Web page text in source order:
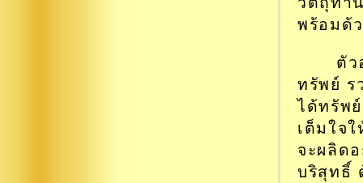
พร้อมด้
ตัว
ทรัพย์ ร
ได้ทรัพ
เต็มใจ
จะผลิด
บริสุทธิ์